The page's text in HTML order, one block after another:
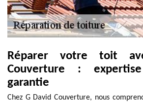
Réparer votre toit
Couverture :
garantie
Chez G David Couverture, nous